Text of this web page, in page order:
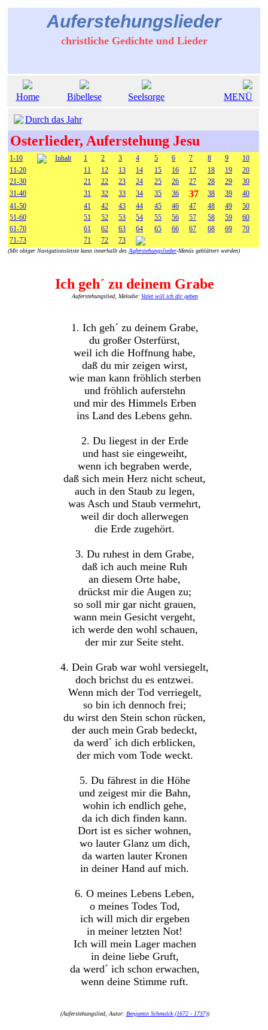
Auferstehungslieder
christliche Gedichte und Lieder
Home Bibellese Seelsorge MENÜ
Durch das Jahr
Osterlieder, Auferstehung Jesu
1-10 Inhalt 1 2 3 4 5 6 7 8 9
10
11-20
11 12 13 14 15 16 17 18 19
20
21-30
21 22 23 24 25 26 27 28 29
30
31-40
31 32 33 34 35 36 37 38 39
40
41-50
41 42 43 44 45 46 47 48 49
50
51-60
51 52 53 54 55 56 57 58 59
60
61-70
61 62 63 64 65 66 67 68 69
70
71-73
71 72 73
(Mit obiger Navigationsleiste kann innerhalb des Auferstehungslieder-Menüs geblättert werden)
Ich geh´ zu deinem Grabe
Auferstehungslied, Melodie: Valet will ich dir geben
1. Ich geh´ zu deinem Grabe,
du großer Osterfürst,
weil ich die Hoffnung habe,
daß du mir zeigen wirst,
wie man kann fröhlich sterben
und fröhlich auferstehn
und mir des Himmels Erben
ins Land des Lebens gehn.
2. Du liegest in der Erde
und hast sie eingeweiht,
wenn ich begraben werde,
daß sich mein Herz nicht scheut,
auch in den Staub zu legen,
was Asch und Staub vermehrt,
weil dir doch allerwegen
die Erde zugehört.
3. Du ruhest in dem Grabe,
daß ich auch meine Ruh
an diesem Orte habe,
drückst mir die Augen zu;
so soll mir gar nicht grauen,
wann mein Gesicht vergeht,
ich werde den wohl schauen,
der mir zur Seite steht.
4. Dein Grab war wohl versiegelt,
doch brichst du es entzwei.
Wenn mich der Tod verriegelt,
so bin ich dennoch frei;
du wirst den Stein schon rücken,
der auch mein Grab bedeckt,
da werd´ ich dich erblicken,
der mich vom Tode weckt.
5. Du fährest in die Höhe
und zeigest mir die Bahn,
wohin ich endlich gehe,
da ich dich finden kann.
Dort ist es sicher wohnen,
wo lauter Glanz um dich,
da warten lauter Kronen
in deiner Hand auf mich.
6. O meines Lebens Leben,
o meines Todes Tod,
ich will mich dir ergeben
in meiner letzten Not!
Ich will mein Lager machen
in deine liebe Gruft,
da werd´ ich schon erwachen,
wenn deine Stimme ruft.
(Auferstehungslied, Autor: Benjamin Schmolck (1672 - 1737))